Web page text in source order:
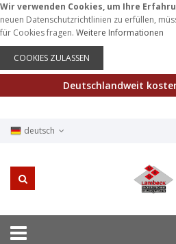
Wir verwenden Cookies, um Ihre
neuen Datenschutzrichtlinien zu erfüllen,
für Cookies fragen. Weitere Informationen
COOKIES ZULASSEN
Deutschlandweit
deutsch